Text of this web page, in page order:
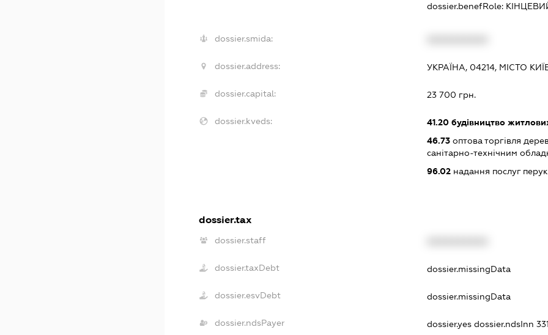
dossier.benefRole:
dossier.smida:
dossier.address: УКРАЇНА, 04214, МІСТО
dossier.capital: 23 700 грн.
dossier.kveds: 41.20будівництво
46.73оптова торгівля
санітарно-технічним
96.02надання послуг
dossier.tax
dossier.staff
dossier.taxDebt dossier.missingData
dossier.esvDebt dossier.missingData
dossier.ndsPayer dossier.yes dossier.ndsInn